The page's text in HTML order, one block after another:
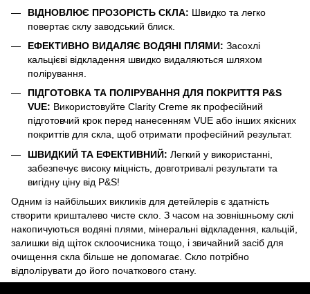
ВІДНОВЛЮЄ ПРОЗОРІСТЬ СКЛА: Швидко та легко
повертає склу заводський блиск.
ЕФЕКТИВНО ВИДАЛЯЄ ВОДЯНІ ПЛЯМИ: Засохлі
кальцієві відкладення швидко видаляються шляхом
полірування.
ПІДГОТОВКА ТА ПОЛІРУВАННЯ ДЛЯ ПОКРИТТЯ P&S
VUE: Використовуйте Clarity Creme як професійний
підготовчий крок перед нанесенням VUE або інших якісних
покриттів для скла, щоб отримати професійний результат.
ШВИДКИЙ ТА ЕФЕКТИВНИЙ: Легкий у використанні,
забезпечує високу міцність, довготривалі результати та
вигідну ціну від P&S!
Одним із найбільших викликів для детейлерів є здатність
створити кришталево чисте скло. З часом на зовнішньому склі
накопичуються водяні плями, мінеральні відкладення, кальцій,
залишки від щіток склоочисника тощо, і звичайний засіб для
очищення скла більше не допомагає. Скло потрібно
відполірувати до його початкового стану.